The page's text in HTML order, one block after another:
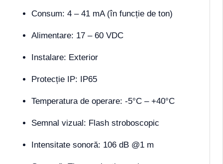
Consum: 4 – 41 mA (în funcție de ton)
Alimentare: 17 – 60 VDC
Instalare: Exterior
Protecție IP: IP65
Temperatura de operare: -5°C – +40°C
Semnal vizual: Flash stroboscopic
Intensitate sonoră: 106 dB @1 m